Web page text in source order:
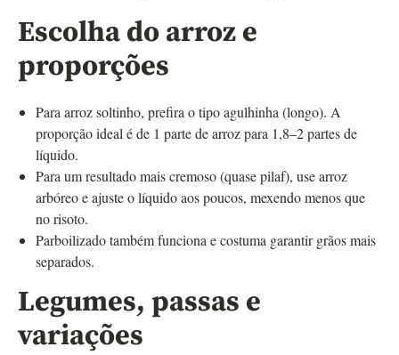
Escolha do arroz e
proporções
Para arroz soltinho, prefira o tipo agulhinha (longo). A
proporção ideal é de 1 parte de arroz para 1,8–2 partes de
líquido.
Para um resultado mais cremoso (quase pilaf), use arroz
arbóreo e ajuste o líquido aos poucos, mexendo menos que
no risoto.
Parboilizado também funciona e costuma garantir grãos mais
separados.
Legumes, passas e
variações